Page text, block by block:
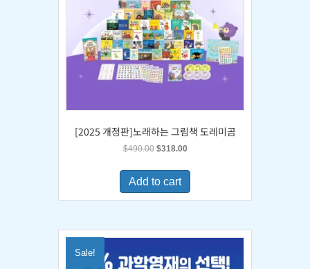
[2025 개정판]노래하는 그림책 도레미곰
$490.00 Original
was:
$490.00.
$318.00Current
is:
Add to cart
Sale!